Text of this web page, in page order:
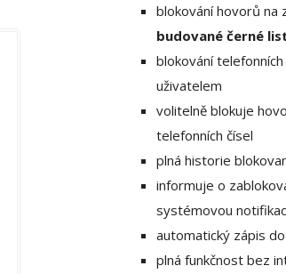
blokování hovorů na
budované černé
blokování
uživatelem
volitelně blokuje
telefonních čísel
plná historie
informuje o
systémovou
automatický zápis
plná funkčnost bez